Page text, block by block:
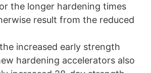
the longer hardening times
result from the reduced
increased early strength
hardening accelerators also